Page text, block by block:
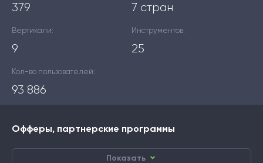
379 7 стран
Вертикали:
9
Инструментов:
25
Кол-во пользователей:
93 886
Офферы, партнерские программы
Показать